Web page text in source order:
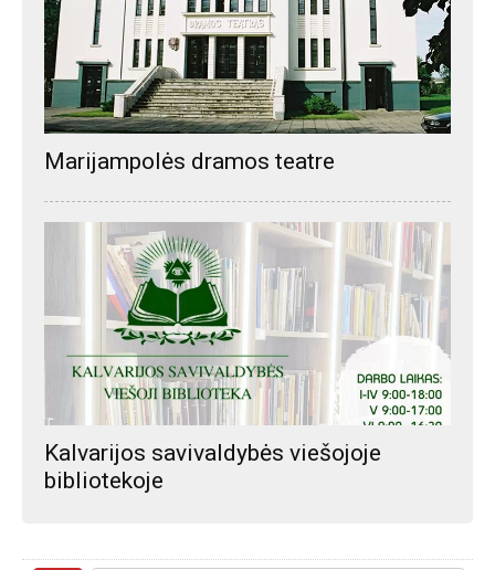
Marijampolės dramos teatre
Kalvarijos savivaldybės viešojoje
bibliotekoje